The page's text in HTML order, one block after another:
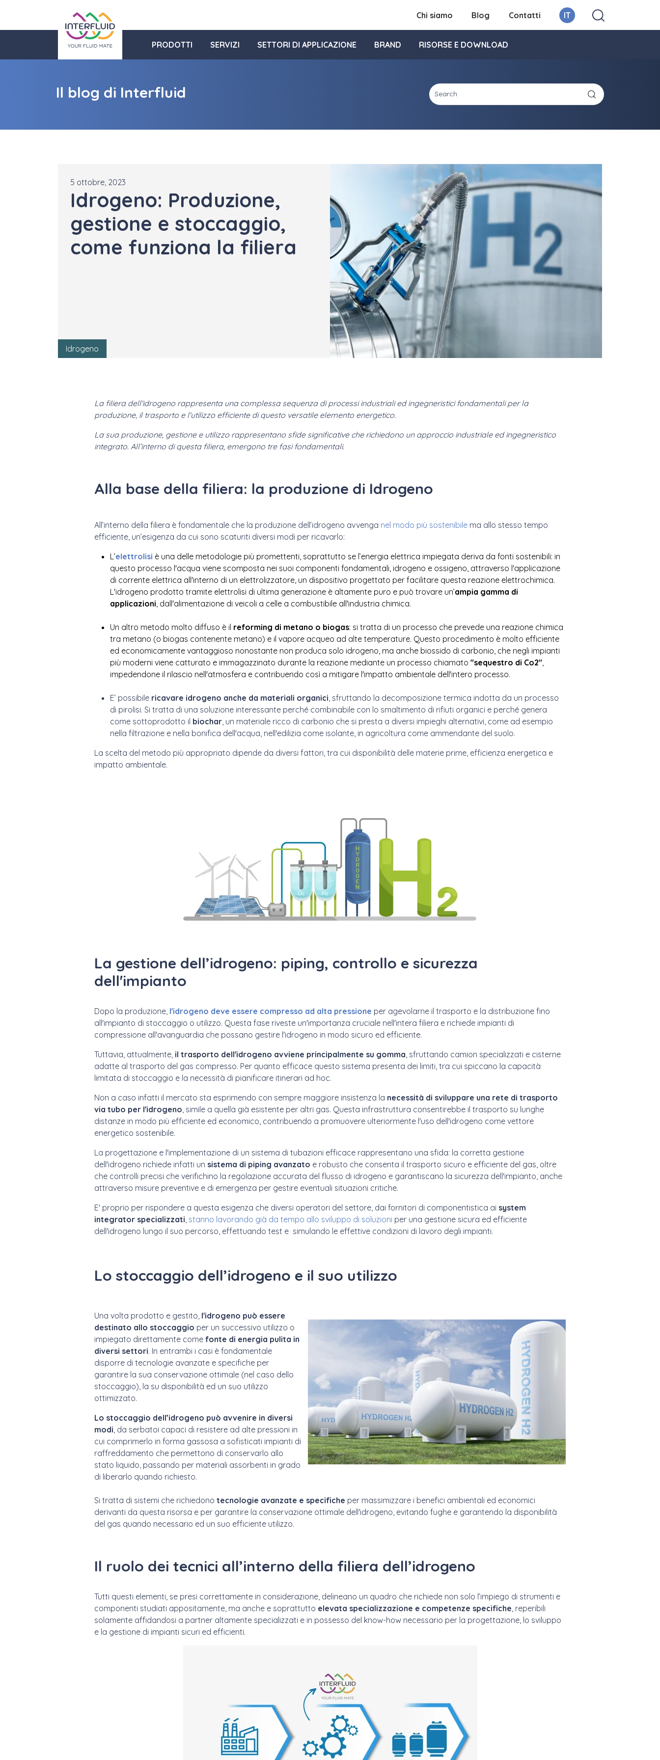
Chi siamo Blog Contatti IT
PRODOTTI SERVIZI SETTORI DI APPLICAZIONE BRAND RISORSE E DOWNLOAD
Il blog di Interfluid
5 ottobre, 2023
Idrogeno: Produzione,
gestione e stoccaggio,
come funziona la filiera
Idrogeno
La filiera dell'idrogeno rappresenta una complessa sequenza di processi industriali ed ingegneristici fondamentali per la
produzione, il trasporto e l'utilizzo efficiente di questo versatile elemento energetico.
La sua produzione, gestione e utilizzo rappresentano sfide significative che richiedono un approccio industriale ed ingegneristico
integrato. All’interno di questa filiera, emergono tre fasi fondamentali.
Alla base della filiera: la produzione di Idrogeno
All’interno della filiera è fondamentale che la produzione dell’idrogeno avvenga nel modo più sostenibile ma allo stesso tempo
efficiente, un’esigenza da cui sono scaturiti diversi modi per ricavarlo:
L’elettrolisi è una delle metodologie più promettenti, soprattutto se l’energia elettrica impiegata deriva da fonti sostenibili: in
questo processo l'acqua viene scomposta nei suoi componenti fondamentali, idrogeno e ossigeno, attraverso l'applicazione
di corrente elettrica all'interno di un elettrolizzatore, un dispositivo progettato per facilitare questa reazione elettrochimica.
L'idrogeno prodotto tramite elettrolisi di ultima generazione è altamente puro e può trovare un’ampia gamma di
applicazioni, dall'alimentazione di veicoli a celle a combustibile all'industria chimica.
Un altro metodo molto diffuso è il reforming di metano o biogas: si tratta di un processo che prevede una reazione chimica
tra metano (o biogas contenente metano) e il vapore acqueo ad alte temperature. Questo procedimento è molto efficiente
ed economicamente vantaggioso nonostante non produca solo idrogeno, ma anche biossido di carbonio, che negli impianti
più moderni viene catturato e immagazzinato durante la reazione mediante un processo chiamato "sequestro di Co2",
impedendone il rilascio nell'atmosfera e contribuendo così a mitigare l'impatto ambientale dell'intero processo.
E’ possibile ricavare idrogeno anche da materiali organici, sfruttando la decomposizione termica indotta da un processo
di pirolisi. Si tratta di una soluzione interessante perché combinabile con lo smaltimento di rifiuti organici e perché genera
come sottoprodotto il biochar, un materiale ricco di carbonio che si presta a diversi impieghi alternativi, come ad esempio
nella filtrazione e nella bonifica dell'acqua, nell'edilizia come isolante, in agricoltura come ammendante del suolo.
La scelta del metodo più appropriato dipende da diversi fattori, tra cui disponibilità delle materie prime, efficienza energetica e
impatto ambientale.
La gestione dell’idrogeno: piping, controllo e sicurezza
dell'impianto
Dopo la produzione, l'idrogeno deve essere compresso ad alta pressione per agevolarne il trasporto e la distribuzione fino
all'impianto di stoccaggio o utilizzo. Questa fase riveste un'importanza cruciale nell'intera filiera e richiede impianti di
compressione all'avanguardia che possano gestire l'idrogeno in modo sicuro ed efficiente.
Tuttavia, attualmente, il trasporto dell'idrogeno avviene principalmente su gomma, sfruttando camion specializzati e cisterne
adatte al trasporto del gas compresso. Per quanto efficace questo sistema presenta dei limiti, tra cui spiccano la capacità
limitata di stoccaggio e la necessità di pianificare itinerari ad hoc.
Non a caso infatti il mercato sta esprimendo con sempre maggiore insistenza la necessità di sviluppare una rete di trasporto
via tubo per l'idrogeno, simile a quella già esistente per altri gas. Questa infrastruttura consentirebbe il trasporto su lunghe
distanze in modo più efficiente ed economico, contribuendo a promuovere ulteriormente l'uso dell'idrogeno come vettore
energetico sostenibile.
La progettazione e l'implementazione di un sistema di tubazioni efficace rappresentano una sfida: la corretta gestione
dell'idrogeno richiede infatti un sistema di piping avanzato e robusto che consenta il trasporto sicuro e efficiente del gas, oltre
che controlli precisi che verifichino la regolazione accurata del flusso di idrogeno e garantiscano la sicurezza dell'impianto, anche
attraverso misure preventive e di emergenza per gestire eventuali situazioni critiche.
E' proprio per rispondere a questa esigenza che diversi operatori del settore, dai fornitori di componentistica ai system
integrator specializzati, stanno lavorando già da tempo allo sviluppo di soluzioni per una gestione sicura ed efficiente
dell'idrogeno lungo il suo percorso, effettuando test e simulando le effettive condizioni di lavoro degli impianti.
Lo stoccaggio dell’idrogeno e il suo utilizzo
Una volta prodotto e gestito, l'idrogeno può essere
destinato allo stoccaggio per un successivo utilizzo o
impiegato direttamente come fonte di energia pulita in
diversi settori. In entrambi i casi è fondamentale
disporre di tecnologie avanzate e specifiche per
garantire la sua conservazione ottimale (nel caso dello
stoccaggio), la su disponibilità ed un suo utilizzo
ottimizzato.
Lo stoccaggio dell’idrogeno può avvenire in diversi
modi, da serbatoi capaci di resistere ad alte pressioni in
cui comprimerlo in forma gassosa a sofisticati impianti di
raffreddamento che permettono di conservarlo allo
stato liquido, passando per materiali assorbenti in grado
di liberarlo quando richiesto.
Si tratta di sistemi che richiedono tecnologie avanzate e specifiche per massimizzare i benefici ambientali ed economici
derivanti da questa risorsa e per garantire la conservazione ottimale dell'idrogeno, evitando fughe e garantendo la disponibilità
del gas quando necessario ed un suo efficiente utilizzo.
Il ruolo dei tecnici all’interno della filiera dell’idrogeno
Tutti questi elementi, se presi correttamente in considerazione, delineano un quadro che richiede non solo l’impiego di strumenti e
componenti studiati appositamente, ma anche e soprattutto elevata specializzazione e competenze specifiche, reperibili
solamente affidandosi a partner altamente specializzati e in possesso del know-how necessario per la progettazione, lo sviluppo
e la gestione di impianti sicuri ed efficienti.